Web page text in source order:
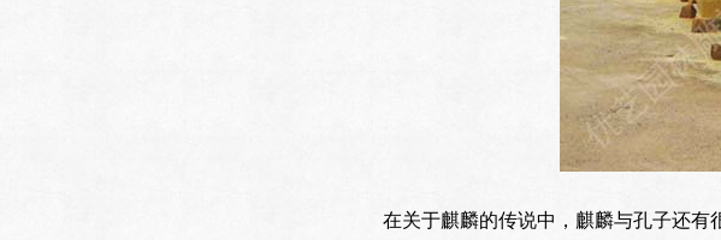
在关于麒麟的传说中，麒麟与孔子还有